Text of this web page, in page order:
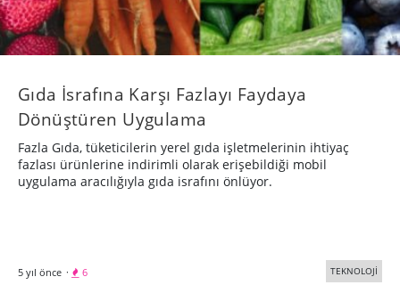
Gıda İsrafına Karşı Fazlayı Faydaya
Dönüştüren Uygulama
Fazla Gıda, tüketicilerin yerel gıda işletmelerinin ihtiyaç
fazlası ürünlerine indirimli olarak erişebildiği mobil
uygulama aracılığıyla gıda israfını önlüyor.
5 yıl önce · 6 TEKNOLOJİ